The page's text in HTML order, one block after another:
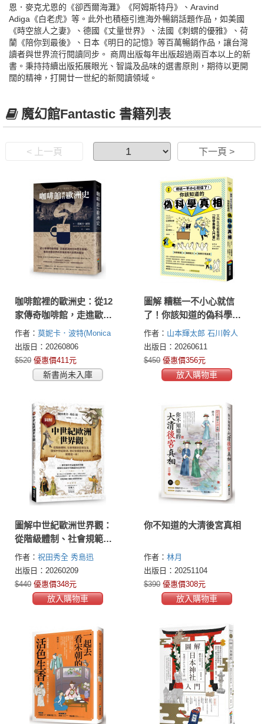
恩．麥克尤恩的《卻西爾海灘》《阿姆斯特丹》、Aravind
Adiga《白老虎》等。此外也積極引進海外暢銷話題作品，如美國
《時空旅人之妻》、德國《丈量世界》、法國《刺蝟的優雅》、荷
蘭《陪你到最後》、日本《明日的記憶》等百萬暢銷作品，讓台灣
讀者與世界流行閱讀同步。 商周出版每年出版超過兩百本以上的新
書。秉持持續出版拓展眼光、智識及品味的選書原則，期待以更開
闊的精神，打開廿一世紀的新閱讀領域。
魔幻館Fantastic 書籍列表
< 上一頁 下一頁 >
咖啡館裡的歐洲史：從12
家傳奇咖啡館，走進歐洲
四百年歷史現場，看見改
變世界的思潮與現代世界
的誕生
作者： 莫妮卡．波特(Monica
Porter)
出版日：20260806
$520 優惠價411元
新書尚未入庫
圖解 糟糕一不小心就信
了！你該知道的偽科學真
相
作者： 山本輝太郎 石川幹人
出版日：20260611
$450 優惠價356元
放入購物車
圖解中世紀歐洲世界觀：
從階級體制、社會規範到
日常生活，理解中世紀歐
洲、奇幻背景設定不失
真，就看這一本！
作者： 祝田秀全 秀島迅
(Hideshima Jin)
出版日：20260209
$440 優惠價348元
放入購物車
你不知道的大清後宮真相
作者： 林月
出版日：20251104
$390 優惠價308元
放入購物車